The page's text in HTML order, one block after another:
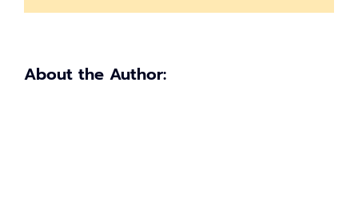
อีก
About the Author: